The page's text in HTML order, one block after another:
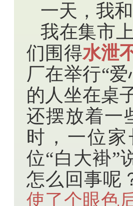
一天，我
我在集市
们围得水泄
厂在举行“
的人坐在桌
还摆放着一
时，一位
位“白大褂”
怎么回事呢
使了个眼色